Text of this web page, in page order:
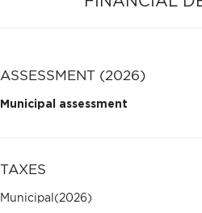
ASSESSMENT (2026)
Municipal assessment
TAXES
Municipal (2026)